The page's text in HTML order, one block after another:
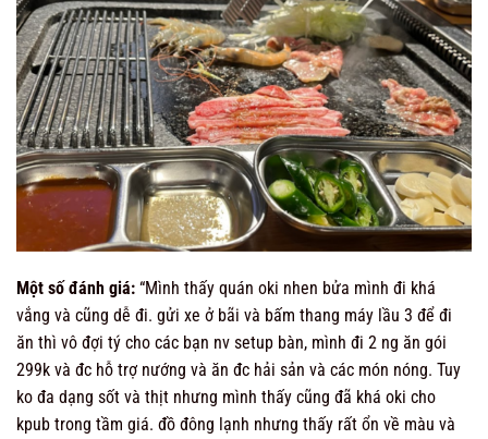
Một số đánh giá: “Mình thấy quán oki nhen bửa mình đi khá
vắng và cũng dễ đi. gửi xe ở bãi và bấm thang máy lầu 3 để đi
ăn thì vô đợi tý cho các bạn nv setup bàn, mình đi 2 ng ăn gói
299k và đc hỗ trợ nướng và ăn đc hải sản và các món nóng. Tuy
ko đa dạng sốt và thịt nhưng mình thấy cũng đã khá oki cho
kpub trong tầm giá. đồ đông lạnh nhưng thấy rất ổn về màu và